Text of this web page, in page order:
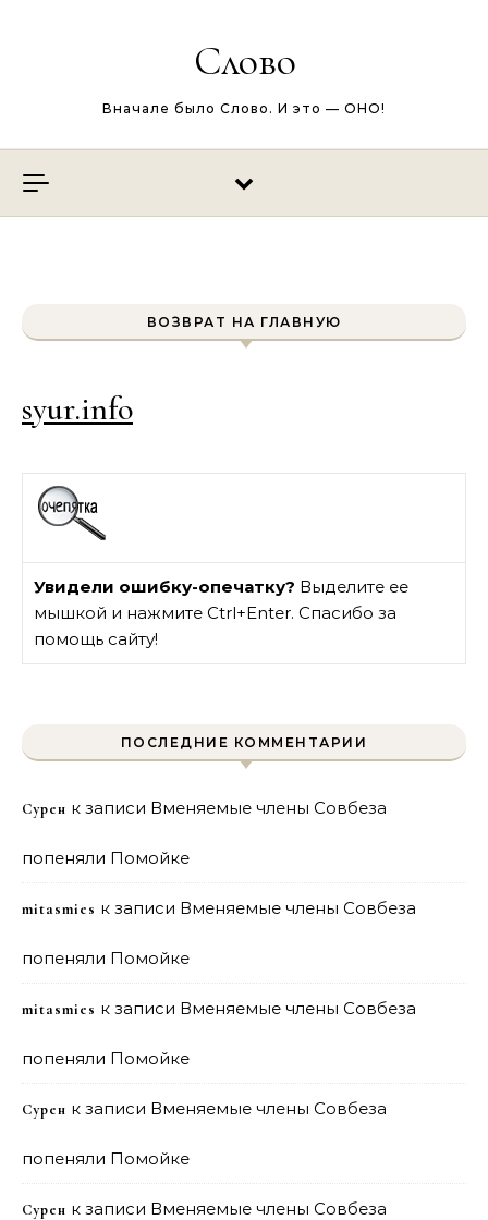
Слово
Вначале было Слово. И это — ОНО!
ВОЗВРАТ НА ГЛАВНУЮ
syur.info
Увидели ошибку-опечатку? Выделите ее
мышкой и нажмите Ctrl+Enter. Спасибо за
помощь сайту!
ПОСЛЕДНИЕ КОММЕНТАРИИ
Сурен к записи Вменяемые члены Совбеза
попеняли Помойке
mitasmies к записи Вменяемые члены Совбеза
попеняли Помойке
mitasmies к записи Вменяемые члены Совбеза
попеняли Помойке
Сурен к записи Вменяемые члены Совбеза
попеняли Помойке
Сурен к записи Вменяемые члены Совбеза